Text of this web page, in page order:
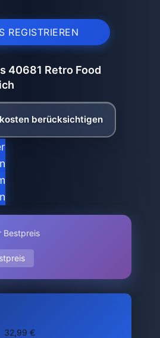
REGISTRIEREN
40681 Retro Food
berücksichtigen
Bestpreis
32,99 €